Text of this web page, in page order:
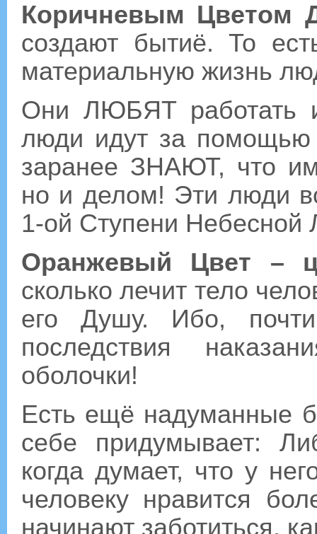
Коричневым Цветом
создают бытиё. То
материальную жизнь
Они ЛЮБЯТ работать
люди идут за помощью
заранее ЗНАЮТ, что
но и делом! Эти люди
1-ой Ступени Небесной
Оранжевый Цвет –
сколько лечит тело
его Душу. Ибо,
последствия
оболочки!
Есть ещё надуманные
себе придумывает:
когда думает, что у
человеку нравится
начинают заботиться,